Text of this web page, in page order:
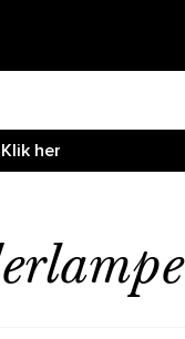
her